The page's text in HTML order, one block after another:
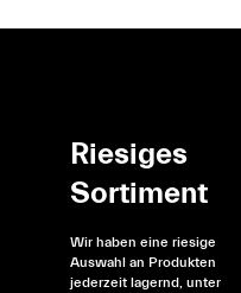
Riesiges
Sortiment
Wir haben eine riesige
Auswahl an Produkten
jederzeit lagernd, unter